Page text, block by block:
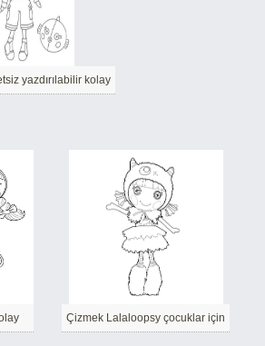
yazdırılabilir kolay
Çizmek Lalaloopsy çocuklar için